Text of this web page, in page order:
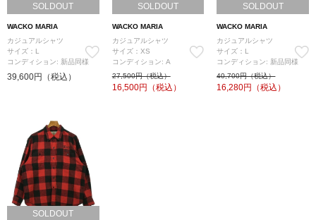
SOLDOUT
WACKO MARIA
カジュアルシャツ
サイズ：L
コンディション: 新品同様
39,600円（税込）
SOLDOUT
WACKO MARIA
カジュアルシャツ
サイズ：XS
コンディション: A
27,500円（税込）
16,500円（税込）
SOLDOUT
WACKO MARIA
カジュアルシャツ
サイズ：L
コンディション: 新品同様
40,700円（税込）
16,280円（税込）
SOLDOUT